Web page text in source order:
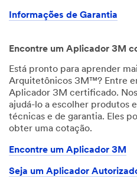
Informações de Garantia
Encontre um Aplicador 3M
Está pronto para aprender
Arquitetônicos 3M™? Entre
Aplicador 3M certificado.
ajudá-lo a escolher produtos
técnicas e de garantia. Eles
obter uma cotação.
Encontre um Aplicador 3M
Seja um Aplicador